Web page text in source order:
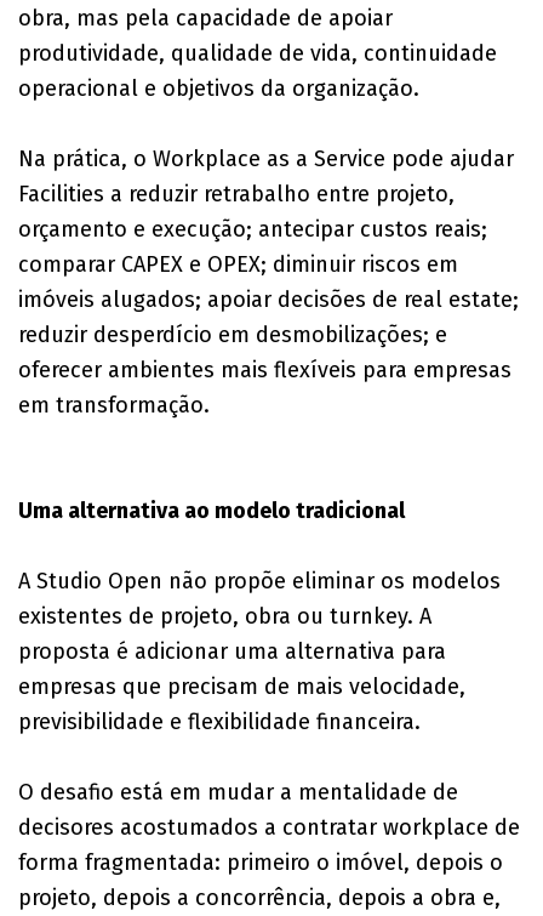
obra, mas pela capacidade de apoiar
produtividade, qualidade de vida, continuidade
operacional e objetivos da organização.
Na prática, o Workplace as a Service pode ajudar
Facilities a reduzir retrabalho entre projeto,
orçamento e execução; antecipar custos reais;
comparar CAPEX e OPEX; diminuir riscos em
imóveis alugados; apoiar decisões de real estate;
reduzir desperdício em desmobilizações; e
oferecer ambientes mais flexíveis para empresas
em transformação.
Uma alternativa ao modelo tradicional
A Studio Open não propõe eliminar os modelos
existentes de projeto, obra ou turnkey. A
proposta é adicionar uma alternativa para
empresas que precisam de mais velocidade,
previsibilidade e flexibilidade financeira.
O desafio está em mudar a mentalidade de
decisores acostumados a contratar workplace de
forma fragmentada: primeiro o imóvel, depois o
projeto, depois a concorrência, depois a obra e,